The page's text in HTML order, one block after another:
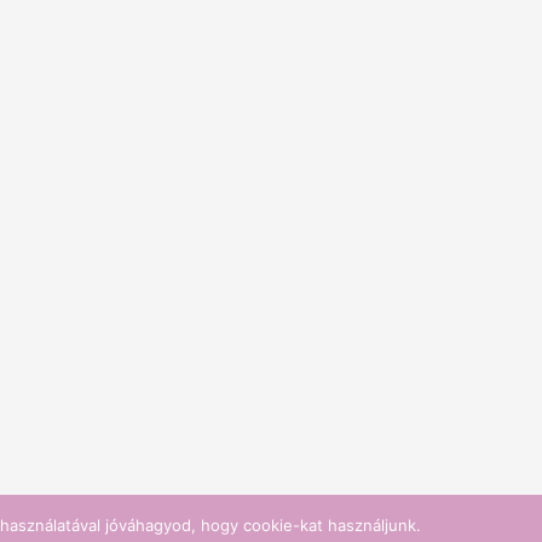
jóváhagyod, hogy cookie-kat használjunk.